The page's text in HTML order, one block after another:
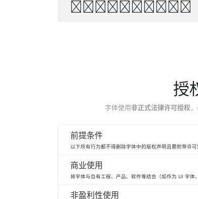
1234567890
授
字体使用非正式法律许可授权
前提条件
以下所有行为都不得删除字体中的版权声明且需附带许
商业使用
将字体与自有工程、产品、软件等结合（如作为 UI 字体
非盈利性使用